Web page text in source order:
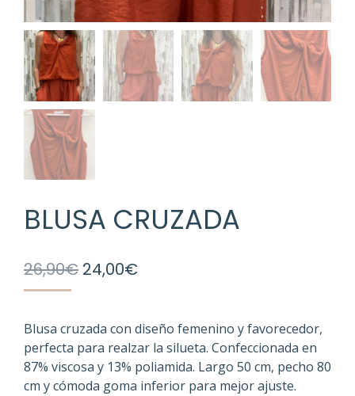
BLUSA CRUZADA
26,90€ El
era:
26,90€.
24,00€El
es:
24,00€.
Blusa cruzada con diseño femenino y favorecedor,
perfecta para realzar la silueta. Confeccionada en
87% viscosa y 13% poliamida. Largo 50 cm, pecho 80
cm y cómoda goma inferior para mejor ajuste.